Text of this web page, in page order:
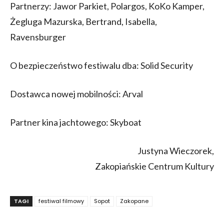
Partnerzy: Jawor Parkiet, Polargos, KoKo Kamper,
Żegluga Mazurska, Bertrand, Isabella,
Ravensburger
O bezpieczeństwo festiwalu dba: Solid Security
Dostawca nowej mobilności: Arval
Partner kina jachtowego: Skyboat
Justyna Wieczorek,
Zakopiańskie Centrum Kultury
TAGI festiwal filmowy Sopot Zakopane